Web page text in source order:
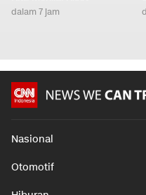
dalam 7 jam
Nasional
Otomotif